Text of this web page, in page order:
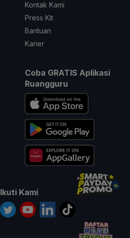
Kontak Kami
Press Kit
Bantuan
Karier
Coba GRATIS Aplikasi
Ruangguru
Ikuti Kami